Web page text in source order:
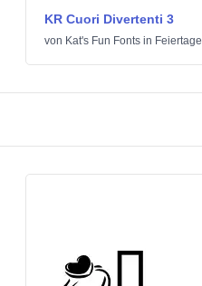
KR Cuori Divertenti 3
von Kat's Fun Fontsin Feiertage